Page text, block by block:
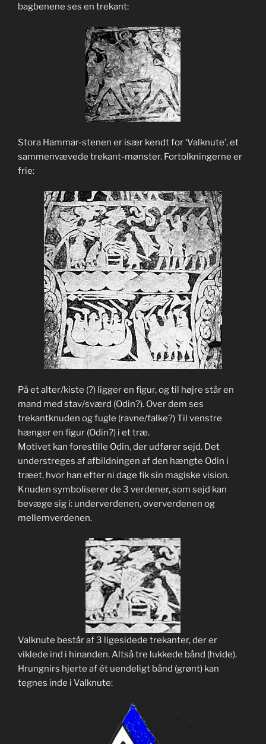
bagbenene ses en trekant:
Stora Hammar-stenen er især kendt for ‘Valknute’, et
sammenvævede trekant-mønster. Fortolkningerne er
frie:
På et alter/kiste (?) ligger en figur, og til højre står en
mand med stav/sværd (Odin?). Over dem ses
trekantknuden og fugle (ravne/falke?) Til venstre
hænger en figur (Odin?) i et træ.
Motivet kan forestille Odin, der udfører sejd. Det
understreges af afbildningen af den hængte Odin i
træet, hvor han efter ni dage fik sin magiske vision.
Knuden symboliserer de 3 verdener, som sejd kan
bevæge sig i: underverdenen, oververdenen og
mellemverdenen.
Valknute består af 3 ligesidede trekanter, der er
viklede ind i hinanden. Altså tre lukkede bånd (hvide).
Hrungnirs hjerte af ét uendeligt bånd (grønt) kan
tegnes inde i Valknute: